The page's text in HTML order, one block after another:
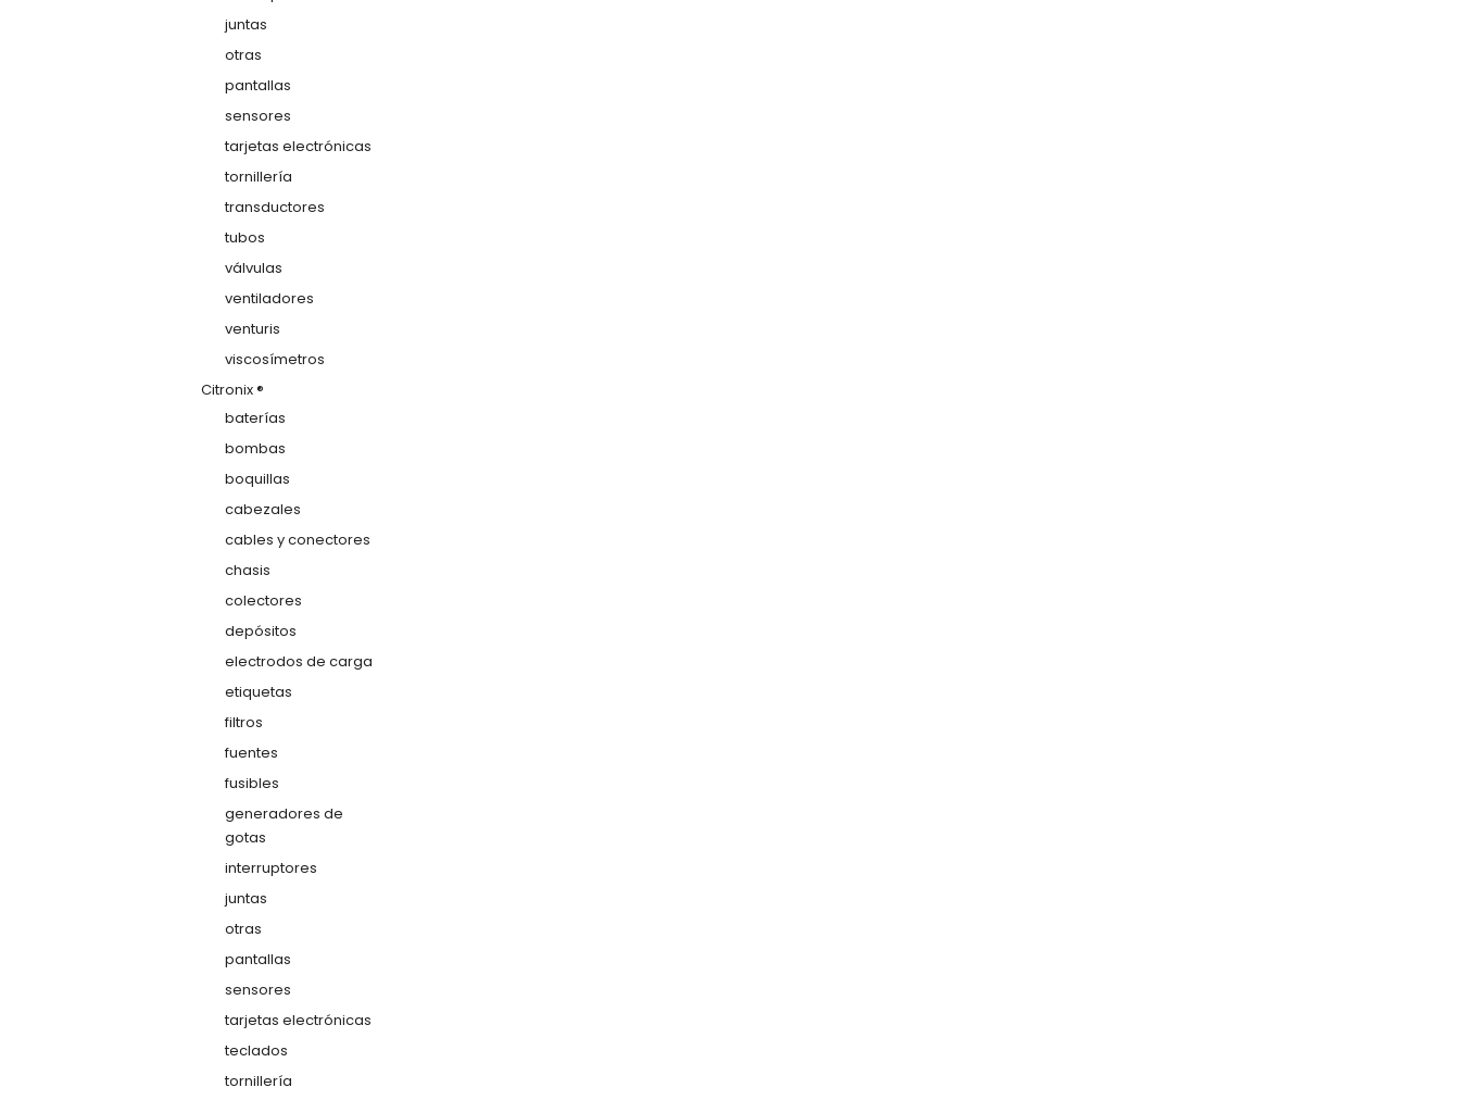
juntas
otras
pantallas
sensores
tarjetas electrónicas
tornillería
transductores
tubos
válvulas
ventiladores
venturis
viscosímetros
Citronix ®
baterías
bombas
boquillas
cabezales
cables y conectores
chasis
colectores
depósitos
electrodos de carga
etiquetas
filtros
fuentes
fusibles
generadores de
gotas
interruptores
juntas
otras
pantallas
sensores
tarjetas electrónicas
teclados
tornillería